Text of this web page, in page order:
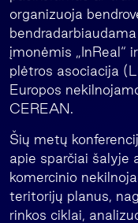
organizuoja
įmonėmis „InReal“
plėtros asociacija
Europos
CEREAN.
Šių metų
apie sparčiai šalyje
komercinio
teritorijų planus,
rinkos ciklai,